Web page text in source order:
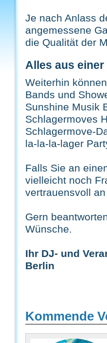
Je nach Anlass
angemessene
die Qualität der
Alles aus einer
Weiterhin
Bands und
Sunshine Musik
Schlagermoves
Schlagermove-
la-la-la-lager
Falls Sie an
vielleicht noch
vertrauensvoll
Gern
Wünsche.
Ihr DJ- und
Berlin
Kommende